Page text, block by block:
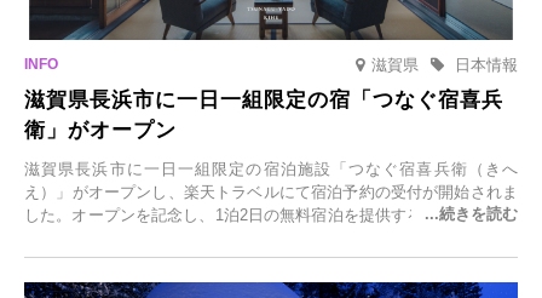
滋賀県 日本情報
滋賀県長浜市に一日一組限定の宿「つなぐ宿喜兵
衛」がオープン
滋賀県長浜市に一日一組限定の宿泊施設「つなぐ宿喜兵衛（きへ
え）」がオープンし、楽天トラベルにて宿泊予約の受付が開始されま
した。オープンを記念し、1泊2日の無料宿泊を提供するキャンペーン
一組限定の宿だからこそ叶う、大切な人との特別な時間を体験いただ
けます。